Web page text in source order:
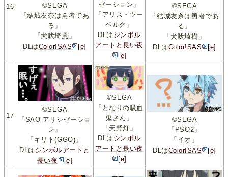
16
©SEGA
「結城友奈は勇者であ
る」
「犬吠埼風」
DLはColor!SAS [e]
ゼーション」
「アリス・ツー
ベルク」
DLは シンボル
アートと長い夜
[e]
©SEGA
「結城友奈は勇者であ
る」
「犬吠埼樹」
DLはColor!SAS [e]
17
©SEGA
「SAO アリシゼーショ
ン」
「キリト(GGO)」
DLは シンボルアートと
長い夜
[e]
©SEGA
「となりの吸血
鬼さん」
「天野灯」
DLは シンボル
アートと長い夜
[e]
©SEGA
「PSO2」
「イオ」
DLはColor!SAS [e]